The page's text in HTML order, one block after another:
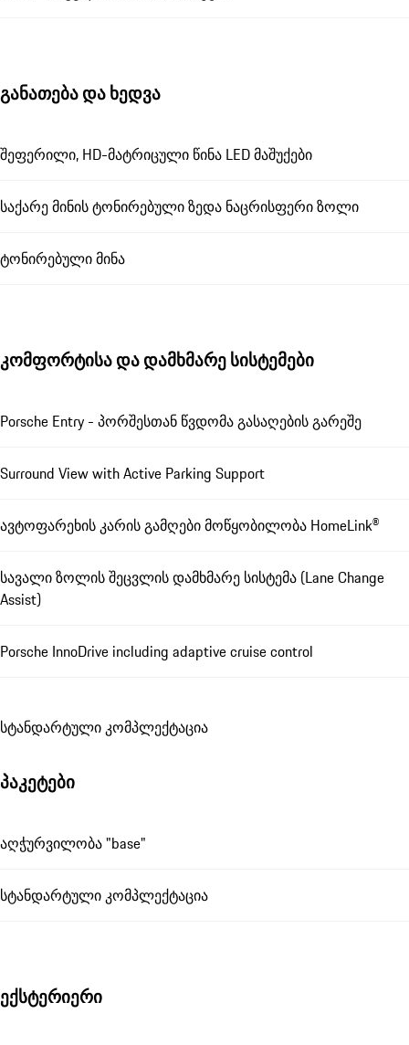
განათება და ხედვა
შეფერილი, HD-მატრიცული წინა LED მაშუქები
საქარე მინის ტონირებული ზედა ნაცრისფერი ზოლი
ტონირებული მინა
კომფორტისა და დამხმარე სისტემები
Porsche Entry - პორშესთან წვდომა გასაღების გარეშე
Surround View with Active Parking Support
ავტოფარეხის კარის გამღები მოწყობილობა HomeLink®
სავალი ზოლის შეცვლის დამხმარე სისტემა (Lane Change
Assist)
Porsche InnoDrive including adaptive cruise control
სტანდარტული კომპლექტაცია
პაკეტები
აღჭურვილობა "base"
სტანდარტული კომპლექტაცია
ექსტერიერი